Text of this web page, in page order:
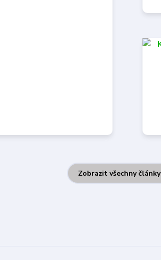
Zobrazit všechny články